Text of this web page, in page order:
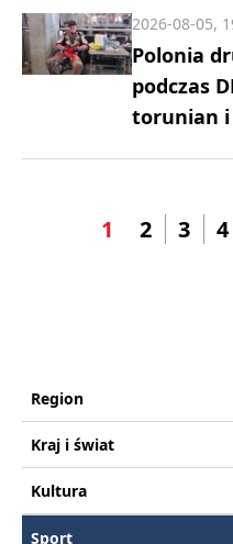
Polonia
podczas
torunian i
2026-08-05,
1 2 3 4
Region
Kraj i świat
Kultura
Sport